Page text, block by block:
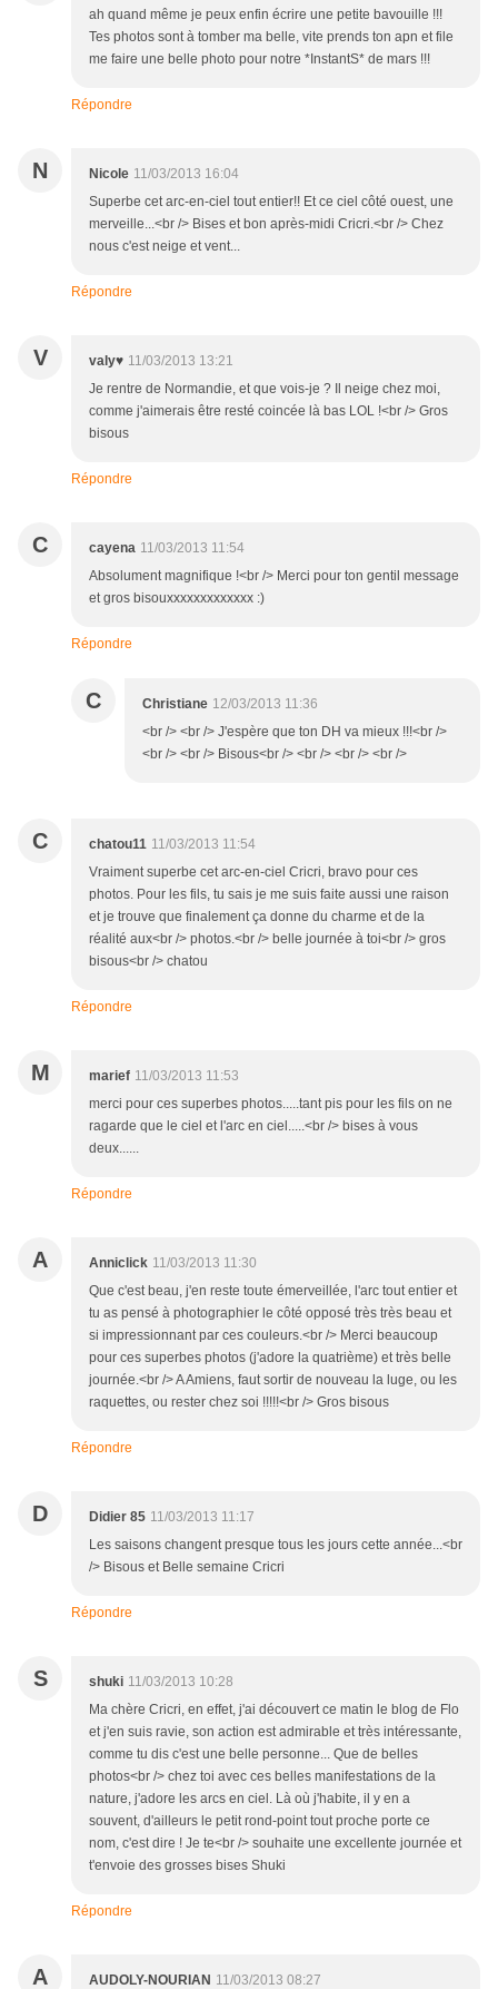
ah quand même je peux enfin écrire une petite bavouille !!!
Tes photos sont à tomber ma belle, vite prends ton apn et file
me faire une belle photo pour notre *InstantS* de mars !!!
Répondre
N Nicole 11/03/2013 16:04
Superbe cet arc-en-ciel tout entier!! Et ce ciel côté ouest, une
merveille...<br /> Bises et bon après-midi Cricri.<br /> Chez
nous c'est neige et vent...
Répondre
V valy♥ 11/03/2013 13:21
Je rentre de Normandie, et que vois-je ? Il neige chez moi,
comme j'aimerais être resté coincée là bas LOL !<br /> Gros
bisous
Répondre
C cayena 11/03/2013 11:54
Absolument magnifique !<br /> Merci pour ton gentil message
et gros bisouxxxxxxxxxxxxx :)
Répondre
C Christiane 12/03/2013 11:36
<br /> <br /> J'espère que ton DH va mieux !!!<br />
<br /> <br /> Bisous<br /> <br /> <br /> <br />
C chatou11 11/03/2013 11:54
Vraiment superbe cet arc-en-ciel Cricri, bravo pour ces
photos. Pour les fils, tu sais je me suis faite aussi une raison
et je trouve que finalement ça donne du charme et de la
réalité aux<br /> photos.<br /> belle journée à toi<br /> gros
bisous<br /> chatou
Répondre
M marief 11/03/2013 11:53
merci pour ces superbes photos.....tant pis pour les fils on ne
ragarde que le ciel et l'arc en ciel.....<br /> bises à vous
deux......
Répondre
A Anniclick 11/03/2013 11:30
Que c'est beau, j'en reste toute émerveillée, l'arc tout entier et
tu as pensé à photographier le côté opposé très très beau et
si impressionnant par ces couleurs.<br /> Merci beaucoup
pour ces superbes photos (j'adore la quatrième) et très belle
journée.<br /> A Amiens, faut sortir de nouveau la luge, ou les
raquettes, ou rester chez soi !!!!!<br /> Gros bisous
Répondre
D Didier 85 11/03/2013 11:17
Les saisons changent presque tous les jours cette année...<br
/> Bisous et Belle semaine Cricri
Répondre
S shuki 11/03/2013 10:28
Ma chère Cricri, en effet, j'ai découvert ce matin le blog de Flo
et j'en suis ravie, son action est admirable et très intéressante,
comme tu dis c'est une belle personne... Que de belles
photos<br /> chez toi avec ces belles manifestations de la
nature, j'adore les arcs en ciel. Là où j'habite, il y en a
souvent, d'ailleurs le petit rond-point tout proche porte ce
nom, c'est dire ! Je te<br /> souhaite une excellente journée et
t'envoie des grosses bises Shuki
Répondre
A AUDOLY-NOURIAN 11/03/2013 08:27